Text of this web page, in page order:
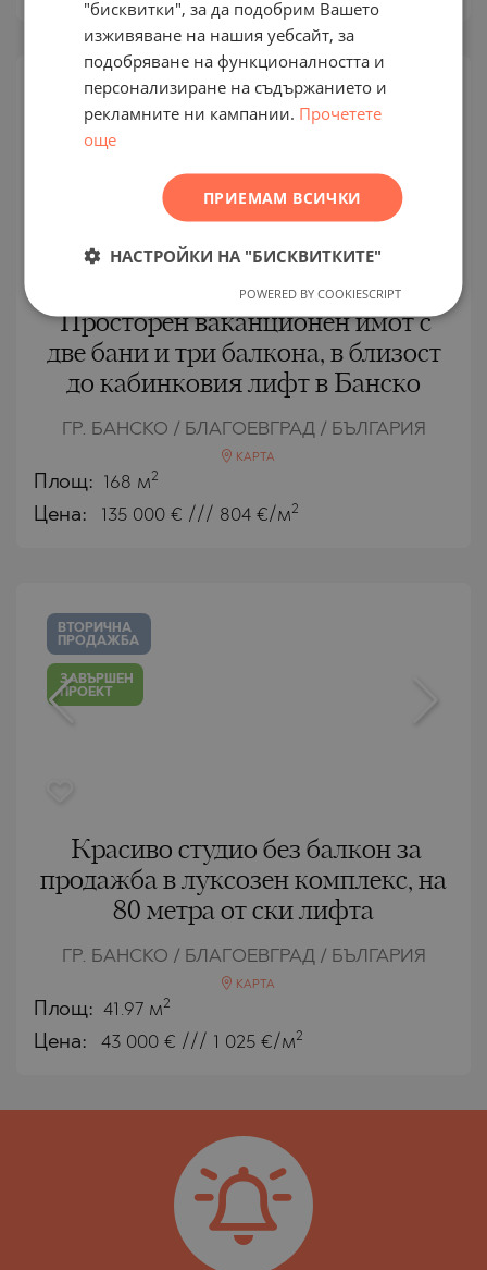
ВТОРИЧНА
ПРОДАЖБА
ЗАВЪРШЕН
Просторен ваканционен имот с
две бани и три балкона, в близост
до кабинковия лифт в Банско
ГР. БАНСКО / БЛАГОЕВГРАД / БЪЛГАРИЯ
КАРТА
Площ: 168 м2
Цена: 135 000 € /// 804 €/м2
ВТОРИЧНА
ПРОДАЖБА
ЗАВЪРШЕН
ПРОЕКТ
Красиво студио без балкон за
продажба в луксозен комплекс, на
80 метра от ски лифта
ГР. БАНСКО / БЛАГОЕВГРАД / БЪЛГАРИЯ
КАРТА
Площ: 41.97 м2
Цена: 43 000 € /// 1 025 €/м2
GERMAN
FRENCH
ROMANIAN
SERBIAN
"бисквитки", за да подобрим Вашето
изживяване на нашия уебсайт, за
подобряване на функционалността и
персонализиране на съдържанието и
рекламните ни кампании. Прочетете
още
ПРИЕМАМ ВСИЧКИ
НАСТРОЙКИ НА "БИСКВИТКИТЕ"
POWERED BY COOKIESCRIPT